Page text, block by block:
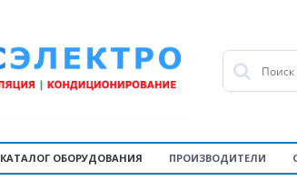
КАТАЛОГ ОБОРУДОВАНИЯ ПРОИЗВОДИТЕЛИ